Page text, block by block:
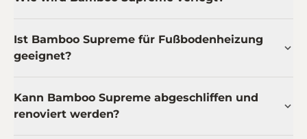
Ist Bamboo Supreme für Fußbodenheizung
geeignet?
Kann Bamboo Supreme abgeschliffen und
renoviert werden?